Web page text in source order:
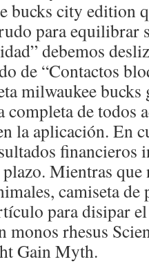
bucks city edition
para equilibrar
debemos
de “Contactos
milwaukee
completa de todos
la aplicación. En
financieros
Mientras
camiseta de
para disipar
monos rhesus
Gain Myth.